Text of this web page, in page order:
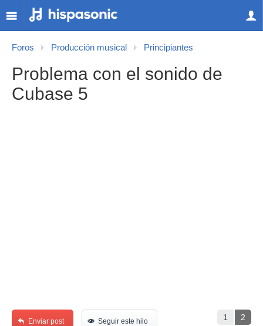
Foros Producción musical Principiantes
Problema con el sonido de
Cubase 5
1 2
Enviar post Seguir este hilo